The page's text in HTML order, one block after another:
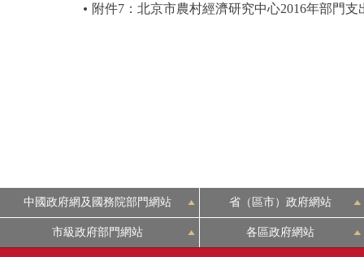
附件7：北京市農村經濟研究中心2016年部門支
中國政府網及國務院部門網站 省（區市）政府網站
市級政府部門網站 各區政府網站